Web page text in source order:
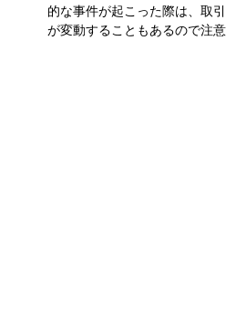
的な事件が起こった際は、取
が変動することもあるので注意